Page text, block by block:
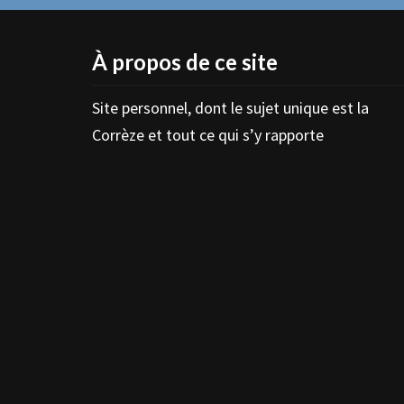
À propos de ce site
Site personnel, dont le sujet unique est la
Corrèze et tout ce qui s’y rapporte